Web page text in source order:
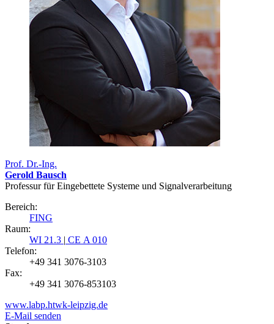
Prof. Dr.-Ing.
Gerold Bausch
Professur für Eingebettete Systeme und Signalverarbeitung
Bereich:
FING
Raum:
WI 21.3 | CE A 010
Telefon:
+49 341 3076-3103
Fax:
+49 341 3076-853103
www.labp.htwk-leipzig.de
E-Mail senden